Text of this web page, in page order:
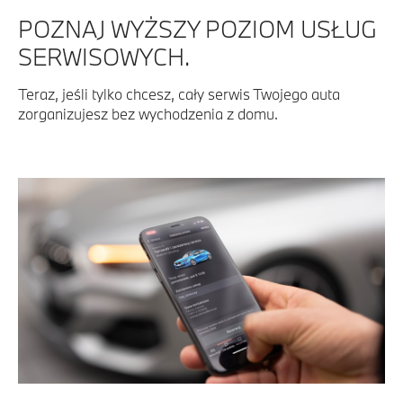
POZNAJ WYŻSZY POZIOM USŁUG
SERWISOWYCH.
Teraz, jeśli tylko chcesz, cały serwis Twojego auta
zorganizujesz bez wychodzenia z domu.